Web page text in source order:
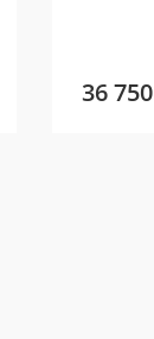
36 750